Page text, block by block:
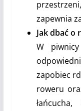
zapewnia
Jak dbać o
W
zapobiec
roweru